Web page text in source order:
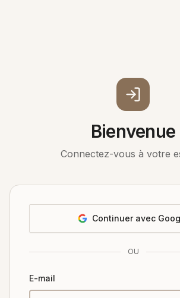
Bienvenue
Connectez-vous à votre
Continuer avec
OU
E-mail